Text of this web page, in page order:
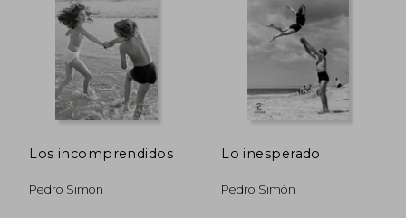
50%
dcto.
$ 87.763
$ 43.882 dcto.
Los incomprendidos
Pedro Simón
Lo inesperado
Pedro Simón